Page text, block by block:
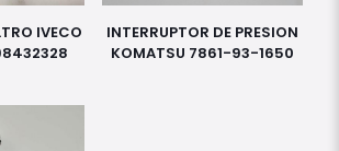
IVECO
INTERRUPTOR DE PRESION
KOMATSU 7861-93-1650